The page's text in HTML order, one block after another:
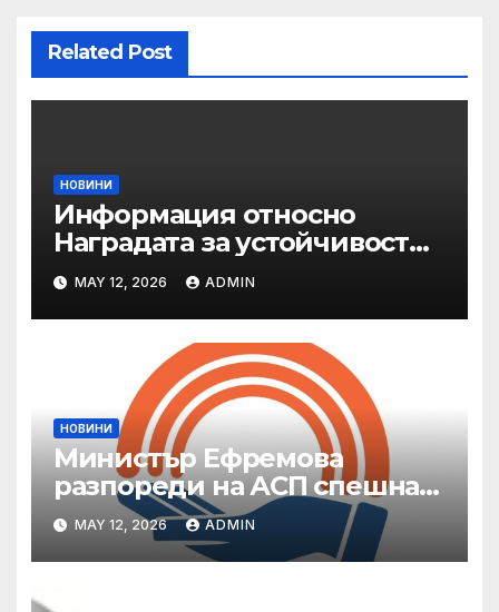
Related Post
НОВИНИ
Информация относно
Наградата за устойчивост
на ОАЕ „Зайед“
MAY 12, 2026 ADMIN
НОВИНИ
Министър Ефремова
разпореди на АСП спешна
готовност за оказване на
подкрепа на пострадали от
валежи и градушки
MAY 12, 2026 ADMIN